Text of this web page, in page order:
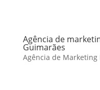
Agência de
Guimarães
Agência de